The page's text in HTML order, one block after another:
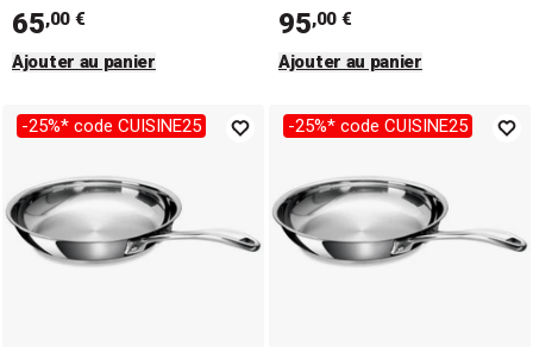
65,00 €
Ajouter au panier
95,00 €
Ajouter au panier
-25%* code CUISINE25 -25%* code CUISINE25